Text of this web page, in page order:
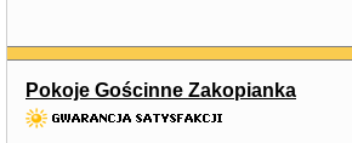
Pokoje Gościnne Zakopianka